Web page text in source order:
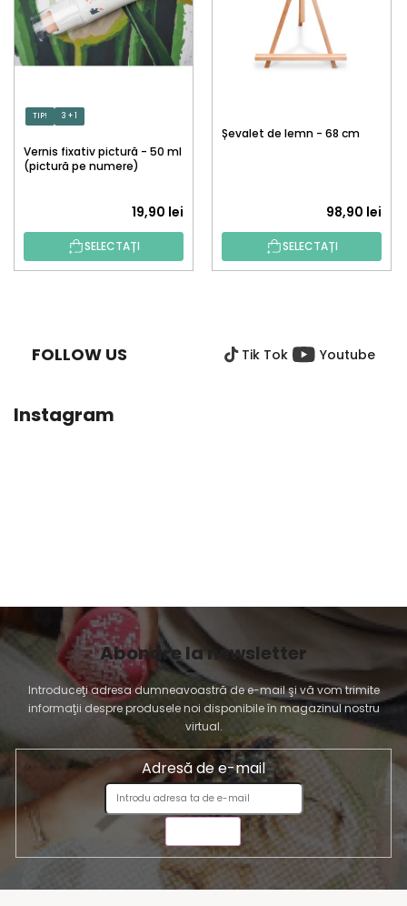
TIP! 3 + 1
Vernis fixativ pictură - 50 ml
(pictură pe numere)
19,90 lei
SELECTAȚI
Șevalet de lemn - 68 cm
98,90 lei
SELECTAȚI
FOLLOW US Tik Tok Youtube
Instagram
Abonare la newsletter
Introduceţi adresa dumneavoastră de e-mail şi vă vom trimite
informaţii despre produsele noi disponibile în magazinul nostru
virtual.
Adresă de e-mail